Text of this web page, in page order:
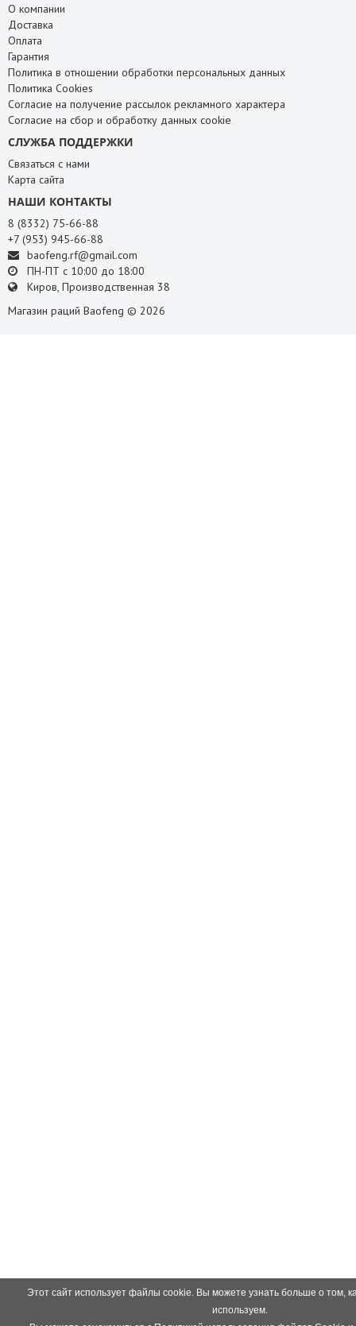
О компании
Доставка
Оплата
Гарантия
Политика в отношении обработки персональных данных
Политика Cookies
Согласие на получение рассылок рекламного характера
Согласие на сбор и обработку данных cookie
СЛУЖБА ПОДДЕРЖКИ
Связаться с нами
Карта сайта
НАШИ КОНТАКТЫ
8 (8332) 75-66-88
+7 (953) 945-66-88
baofeng.rf@gmail.com
ПН-ПТ с 10:00 до 18:00
Киров, Производственная 38
Магазин раций Baofeng © 2026
Этот сайт использует файлы cookie. Вы можете узнать больше о том,
используем.